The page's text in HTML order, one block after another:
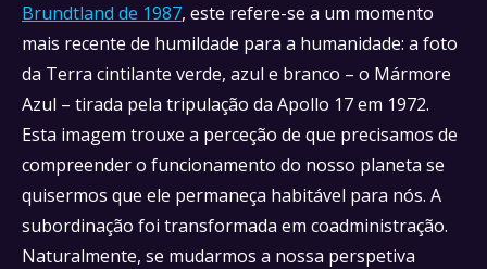
Brundtland de 1987, este refere-se a um momento
mais recente de humildade para a humanidade: a foto
da Terra cintilante verde, azul e branco – o Mármore
Azul – tirada pela tripulação da Apollo 17 em 1972.
Esta imagem trouxe a perceção de que precisamos de
compreender o funcionamento do nosso planeta se
quisermos que ele permaneça habitável para nós. A
subordinação foi transformada em coadministração.
Naturalmente, se mudarmos a nossa perspetiva